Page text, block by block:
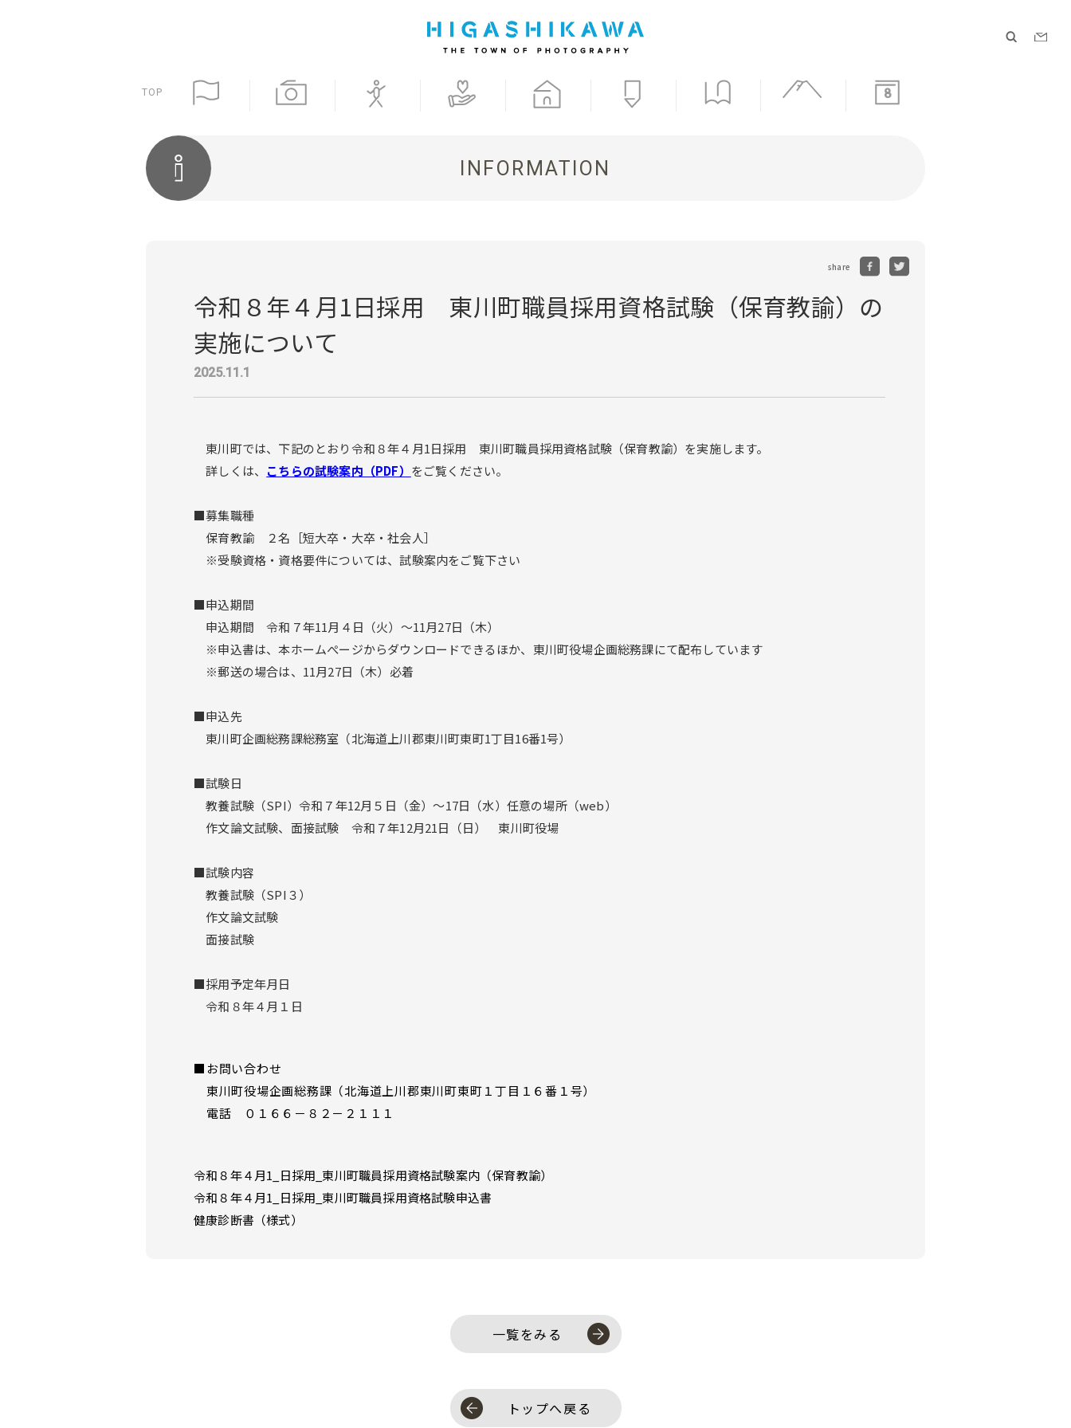
TOP 8
INFORMATION
share
令和８年４月1日採用 東川町職員採用資格試験（保育教諭）の
実施について
2025.11.1
東川町では、下記のとおり令和８年４月1日採用 東川町職員採用資格試験（保育教諭）を実施します。
詳しくは、 こちらの試験案内（PDF） をご覧ください。
■募集職種
保育教諭 ２名［短大卒・大卒・社会人］
※受験資格・資格要件については、試験案内をご覧下さい
■申込期間
申込期間 令和７年11月４日（火）～11月27日（木）
※申込書は、本ホームぺージからダウンロードできるほか、東川町役場企画総務課にて配布しています
※郵送の場合は、11月27日（木）必着
■申込先
東川町企画総務課総務室（北海道上川郡東川町東町1丁目16番1号）
■試験日
教養試験（SPI）令和７年12月５日（金）～17日（水）任意の場所（web）
作文論文試験、面接試験 令和７年12月21日（日） 東川町役場
■試験内容
教養試験（SPI３）
作文論文試験
面接試験
■採用予定年月日
令和８年４月１日
■お問い合わせ
東川町役場企画総務課（北海道上川郡東川町東町１丁目１６番１号）
電話 ０１６６－８２－２１１１
令和８年４月1_日採用_東川町職員採用資格試験案内（保育教諭）
令和８年４月1_日採用_東川町職員採用資格試験申込書
健康診断書（様式）
一覧をみる
トップへ戻る